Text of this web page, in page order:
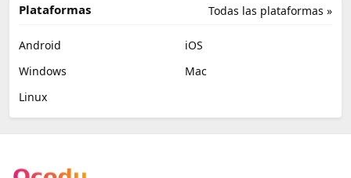
Todas las plataformas »
Plataformas
Android
iOS
Windows
Mac
Linux